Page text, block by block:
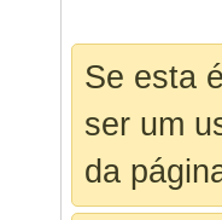
Se esta
ser um
da